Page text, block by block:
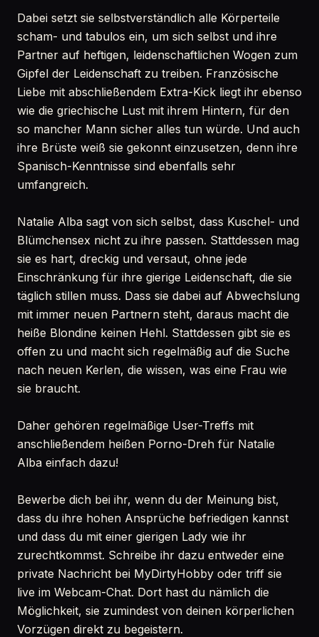
Dabei setzt sie selbstverständlich alle Körperteile
scham- und tabulos ein, um sich selbst und ihre
Partner auf heftigen, leidenschaftlichen Wogen zum
Gipfel der Leidenschaft zu treiben. Französische
Liebe mit abschließendem Extra-Kick liegt ihr ebenso
wie die griechische Lust mit ihrem Hintern, für den
so mancher Mann sicher alles tun würde. Und auch
ihre Brüste weiß sie gekonnt einzusetzen, denn ihre
Spanisch-Kenntnisse sind ebenfalls sehr
umfangreich.
Natalie Alba sagt von sich selbst, dass Kuschel- und
Blümchensex nicht zu ihre passen. Stattdessen mag
sie es hart, dreckig und versaut, ohne jede
Einschränkung für ihre gierige Leidenschaft, die sie
täglich stillen muss. Dass sie dabei auf Abwechslung
mit immer neuen Partnern steht, daraus macht die
heiße Blondine keinen Hehl. Stattdessen gibt sie es
offen zu und macht sich regelmäßig auf die Suche
nach neuen Kerlen, die wissen, was eine Frau wie
sie braucht.
Daher gehören regelmäßige User-Treffs mit
anschließendem heißen Porno-Dreh für Natalie
Alba einfach dazu!
Bewerbe dich bei ihr, wenn du der Meinung bist,
dass du ihre hohen Ansprüche befriedigen kannst
und dass du mit einer gierigen Lady wie ihr
zurechtkommst. Schreibe ihr dazu entweder eine
private Nachricht bei MyDirtyHobby oder triff sie
live im Webcam-Chat. Dort hast du nämlich die
Möglichkeit, sie zumindest von deinen körperlichen
Vorzügen direkt zu begeistern.